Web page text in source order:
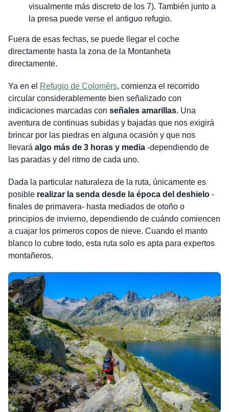
visualmente más discreto de los 7). También junto a
la presa puede verse el antiguo refugio.
Fuera de esas fechas, se puede llegar el coche
directamente hasta la zona de la Montanheta
directamente.
Ya en el Refugio de Colomèrs, comienza el recorrido
circular considerablemente bien señalizado con
indicaciones marcadas con señales amarillas. Una
aventura de continuas subidas y bajadas que nos exigirá
brincar por las piedras en alguna ocasión y que nos
llevará algo más de 3 horas y media-dependiendo de
las paradas y del ritmo de cada uno.
Dada la particular naturaleza de la ruta, únicamente es
posible realizar la senda desde la época del deshielo-
finales de primavera- hasta mediados de otoño o
principios de invierno, dependiendo de cuándo comiencen
a cuajar los primeros copos de nieve. Cuando el manto
blanco lo cubre todo, esta ruta solo es apta para expertos
montañeros.